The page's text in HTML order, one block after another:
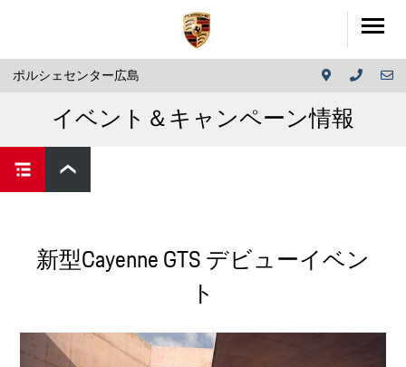
ポルシェセンター広島
イベント＆キャンペーン情報
新型Cayenne GTS デビューイベン
ト